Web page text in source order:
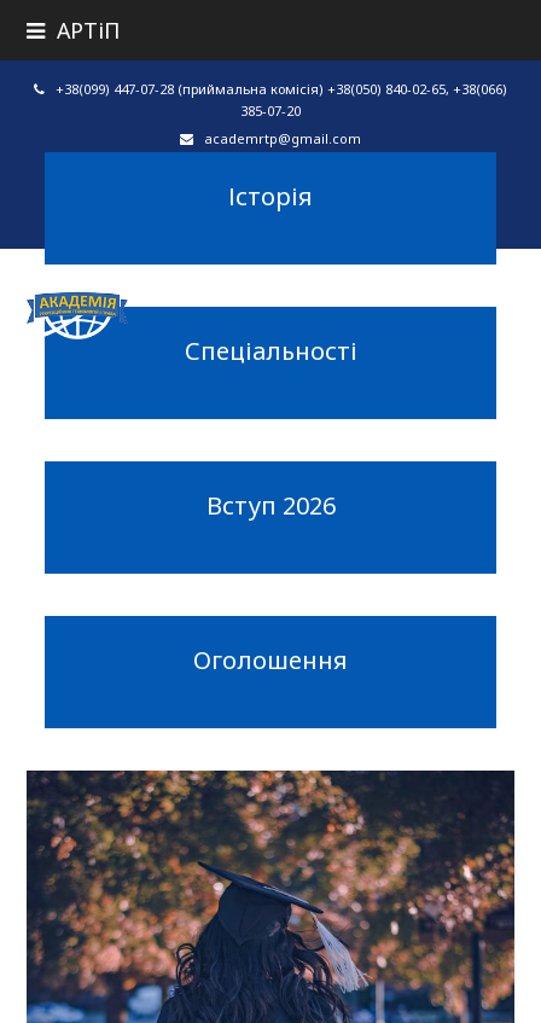
АРТіП
+38(099) 447-07-28 (приймальна комісія) +38(050) 840-02-65, +38(066)
385-07-20
academrtp@gmail.com
FacebookInstagram
Історія
Спеціальності
Вступ 2026
Оголошення